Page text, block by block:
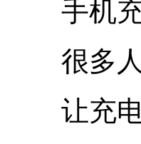
手机充
很多人
让充电